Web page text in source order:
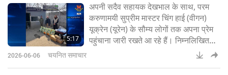
बढ़िया। ईश्वर
5:17
अपनी सदैव सहायक देखभाल के साथ, परम
करुणामयी सुप्रीम मास्टर चिंग हाई (वीगन)
यूक्रेन (यूरेन) के सौम्य लोगों तक अपना प्रेम
पहुंचाना जारी रखते आ रहे हैं। निम्नलिखित
मार्च 2026 के राहत कार्य की रिपोर्ट है, जो
हमारे एसोसिएशन सदस्यों के दान से संभव हुआ
2026-06-06 चयनित समाचार